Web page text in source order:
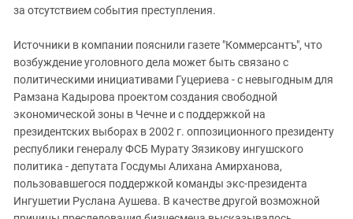
за отсутствием события преступления.
Источники в компании пояснили газете "Коммерсантъ", что
возбуждение уголовного дела может быть связано с
политическими инициативами Гуцериева - с невыгодным для
Рамзана Кадырова проектом создания свободной
экономической зоны в Чечне и с поддержкой на
президентских выборах в 2002 г. оппозиционного президенту
республики генералу ФСБ Мурату Зязикову ингушского
политика - депутата Госдумы Алихана Амирханова,
пользовавшегося поддержкой команды экс-президента
Ингушетии Руслана Аушева. В качестве другой возможной